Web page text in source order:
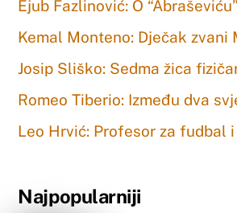
Ejub Fazlinović: O
Kemal Monteno: Dječak zvani
Josip Sliško: Sedma žica
Romeo Tiberio: Između dva
Leo Hrvić: Profesor za fudbal
Najpopularniji